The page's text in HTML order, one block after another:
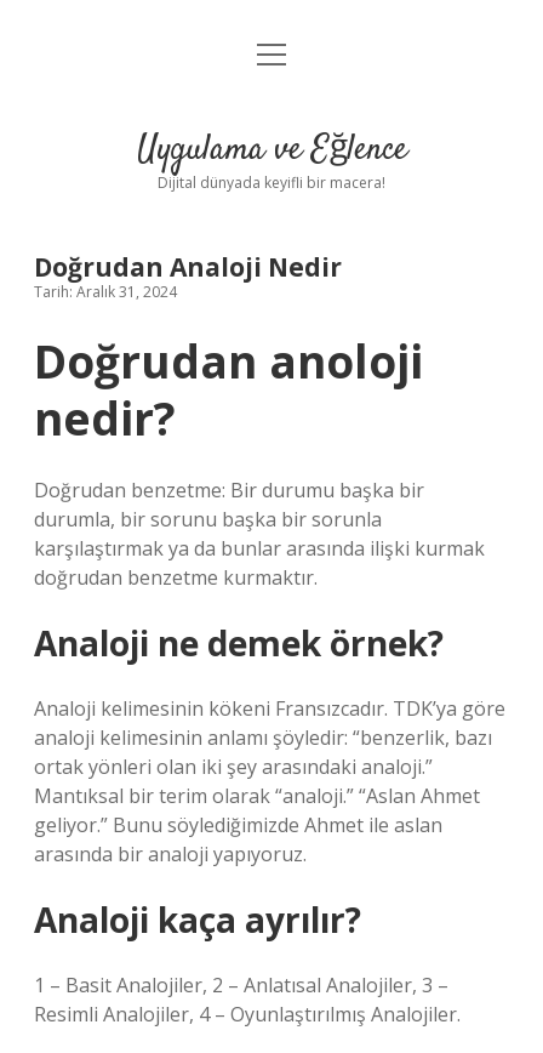
Anasayfa
Yasal Uyarı
menüyü
Uygulama ve Eğlence
Dijital dünyada keyifli bir macera!
Doğrudan Analoji Nedir
Tarih: Aralık 31, 2024
Doğrudan anoloji
nedir?
Doğrudan benzetme: Bir durumu başka bir
durumla, bir sorunu başka bir sorunla
karşılaştırmak ya da bunlar arasında ilişki kurmak
doğrudan benzetme kurmaktır.
Analoji ne demek örnek?
Analoji kelimesinin kökeni Fransızcadır. TDK’ya göre
analoji kelimesinin anlamı şöyledir: “benzerlik, bazı
ortak yönleri olan iki şey arasındaki analoji.”
Mantıksal bir terim olarak “analoji.” “Aslan Ahmet
geliyor.” Bunu söylediğimizde Ahmet ile aslan
arasında bir analoji yapıyoruz.
Analoji kaça ayrılır?
1 – Basit Analojiler, 2 – Anlatısal Analojiler, 3 –
Resimli Analojiler, 4 – Oyunlaştırılmış Analojiler.